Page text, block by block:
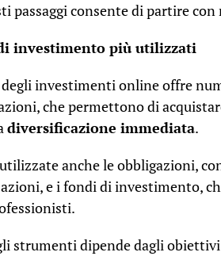
passaggi consente di partire
investimento più utilizzati
investimenti online offre
che permettono di
diversificazione immediata.
anche le obbligazioni,
e i fondi di investimento,
strumenti dipende dagli